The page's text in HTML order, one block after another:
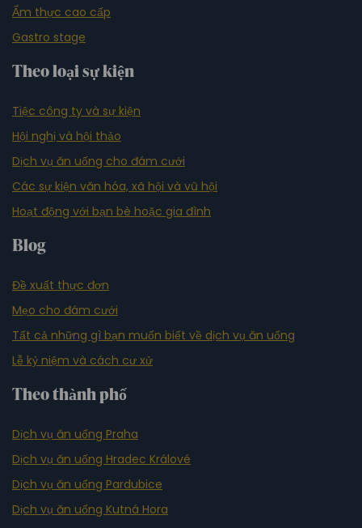
Ẩm thực cao cấp
Gastro stage
Theo loại sự kiện
Tiệc công ty và sự kiện
Hội nghị và hội thảo
Dịch vụ ăn uống cho đám cưới
Các sự kiện văn hóa, xã hội và vũ hội
Hoạt động với bạn bè hoặc gia đình
Blog
Đề xuất thực đơn
Mẹo cho đám cưới
Tất cả những gì bạn muốn biết về dịch vụ ăn uống
Lễ kỷ niệm và cách cư xử
Theo thành phố
Dịch vụ ăn uống Praha
Dịch vụ ăn uống Hradec Králové
Dịch vụ ăn uống Pardubice
Dịch vụ ăn uống Kutná Hora